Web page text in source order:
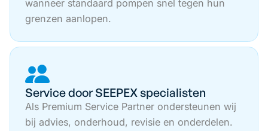
wanneer standaard pompen snel tegen hun
grenzen aanlopen.
Service door SEEPEX specialisten
Als Premium Service Partner ondersteunen wij
bij advies, onderhoud, revisie en onderdelen.